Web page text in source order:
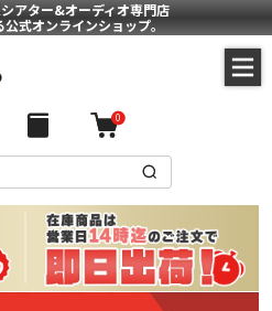
アター&オーディオ専門店
式オンラインショップ。
0